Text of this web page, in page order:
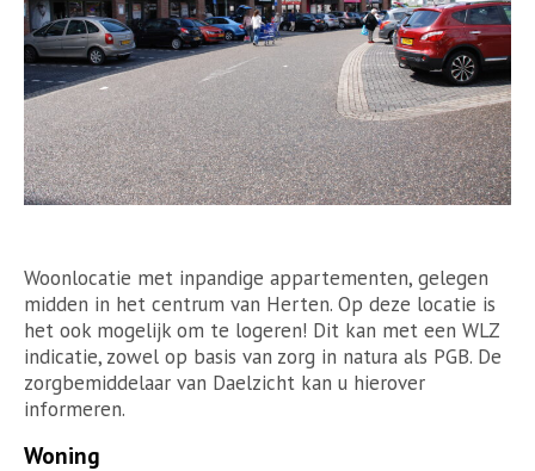
Woonlocatie met inpandige appartementen, gelegen
midden in het centrum van Herten. Op deze locatie is
het ook mogelijk om te logeren! Dit kan met een WLZ
indicatie, zowel op basis van zorg in natura als PGB. De
zorgbemiddelaar van Daelzicht kan u hierover
informeren.
Woning